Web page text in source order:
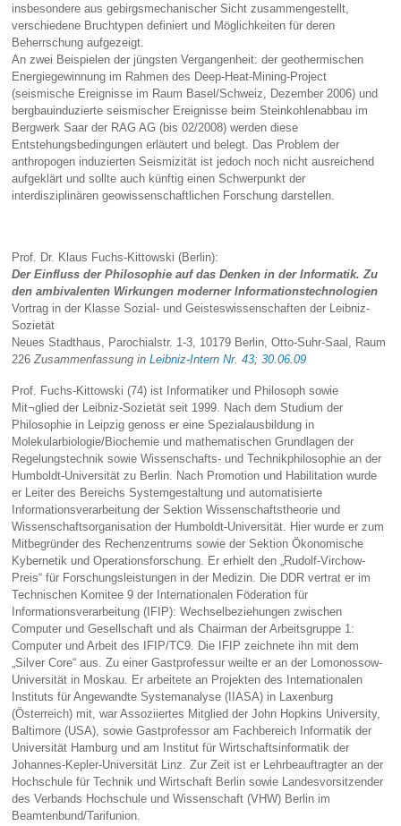
insbesondere aus gebirgsmechanischer Sicht zusammengestellt,
verschiedene Bruchtypen definiert und Möglichkeiten für deren
Beherrschung aufgezeigt.
An zwei Beispielen der jüngsten Vergangenheit: der geothermischen
Energiegewinnung im Rahmen des Deep-Heat-Mining-Project
(seismische Ereignisse im Raum Basel/Schweiz, Dezember 2006) und
bergbauinduzierte seismischer Ereignisse beim Steinkohlenabbau im
Bergwerk Saar der RAG AG (bis 02/2008) werden diese
Entstehungsbedingungen erläutert und belegt. Das Problem der
anthropogen induzierten Seismizität ist jedoch noch nicht ausreichend
aufgeklärt und sollte auch künftig einen Schwerpunkt der
interdisziplinären geowissenschaftlichen Forschung darstellen.
Prof. Dr. Klaus Fuchs-Kittowski (Berlin):
Der Einfluss der Philosophie auf das Denken in der Informatik. Zu
den ambivalenten Wirkungen moderner Informationstechnologien
Vortrag in der Klasse Sozial- und Geisteswissenschaften der Leibniz-
Sozietät
Neues Stadthaus, Parochialstr. 1-3, 10179 Berlin, Otto-Suhr-Saal, Raum
226Zusammenfassung inLeibniz-Intern Nr. 43; 30.06.09
Prof. Fuchs-Kittowski (74) ist Informatiker und Philosoph sowie
Mit¬glied der Leibniz-Sozietät seit 1999. Nach dem Studium der
Philosophie in Leipzig genoss er eine Spezialausbildung in
Molekularbiologie/Biochemie und mathematischen Grundlagen der
Regelungstechnik sowie Wissenschafts- und Technikphilosophie an der
Humboldt-Universität zu Berlin. Nach Promotion und Habilitation wurde
er Leiter des Bereichs Systemgestaltung und automatisierte
Informationsverarbeitung der Sektion Wissenschaftstheorie und
Wissenschaftsorganisation der Humboldt-Universität. Hier wurde er zum
Mitbegründer des Rechenzentrums sowie der Sektion Ökonomische
Kybernetik und Operationsforschung. Er erhielt den „Rudolf-Virchow-
Preis“ für Forschungsleistungen in der Medizin. Die DDR vertrat er im
Technischen Komitee 9 der Internationalen Föderation für
Informationsverarbeitung (IFIP): Wechselbeziehungen zwischen
Computer und Gesellschaft und als Chairman der Arbeitsgruppe 1:
Computer und Arbeit des IFIP/TC9. Die IFIP zeichnete ihn mit dem
„Silver Core“ aus. Zu einer Gastprofessur weilte er an der Lomonossow-
Universität in Moskau. Er arbeitete an Projekten des Internationalen
Instituts für Angewandte Systemanalyse (IIASA) in Laxenburg
(Österreich) mit, war Assoziiertes Mitglied der John Hopkins University,
Baltimore (USA), sowie Gastprofessor am Fachbereich Informatik der
Universität Hamburg und am Institut für Wirtschaftsinformatik der
Johannes-Kepler-Universität Linz. Zur Zeit ist er Lehrbeauftragter an der
Hochschule für Technik und Wirtschaft Berlin sowie Landesvorsitzender
des Verbands Hochschule und Wissenschaft (VHW) Berlin im
Beamtenbund/Tarifunion.